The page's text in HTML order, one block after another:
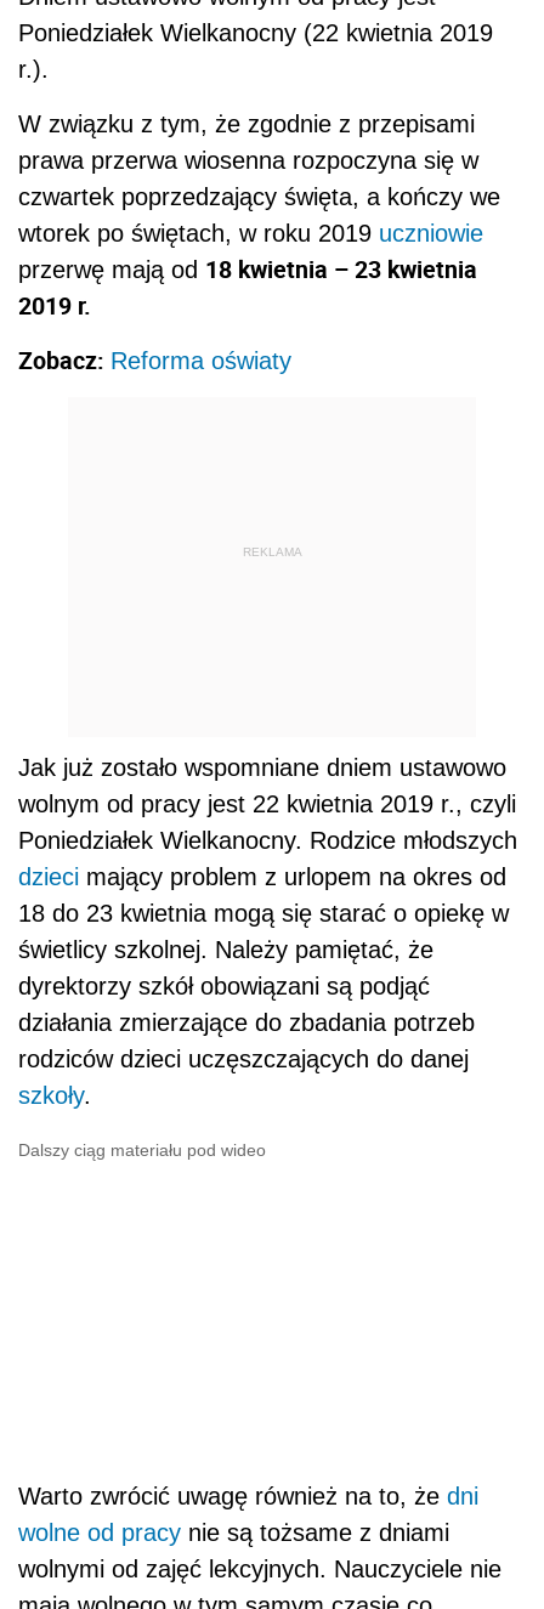
Poniedziałek Wielkanocny (22 kwietnia 2019
r.).
W związku z tym, że zgodnie z przepisami
prawa przerwa wiosenna rozpoczyna się w
czwartek poprzedzający święta, a kończy we
wtorek po świętach, w roku 2019 uczniowie
przerwę mają od 18 kwietnia – 23 kwietnia
2019 r.
Zobacz: Reforma oświaty
REKLAMA
Jak już zostało wspomniane dniem ustawowo
wolnym od pracy jest 22 kwietnia 2019 r., czyli
Poniedziałek Wielkanocny. Rodzice młodszych
dzieci mający problem z urlopem na okres od
18 do 23 kwietnia mogą się starać o opiekę w
świetlicy szkolnej. Należy pamiętać, że
dyrektorzy szkół obowiązani są podjąć
działania zmierzające do zbadania potrzeb
rodziców dzieci uczęszczających do danej
szkoły.
Dalszy ciąg materiału pod wideo
Warto zwrócić uwagę również na to, że dni
wolne od pracy nie są tożsame z dniami
wolnymi od zajęć lekcyjnych. Nauczyciele nie